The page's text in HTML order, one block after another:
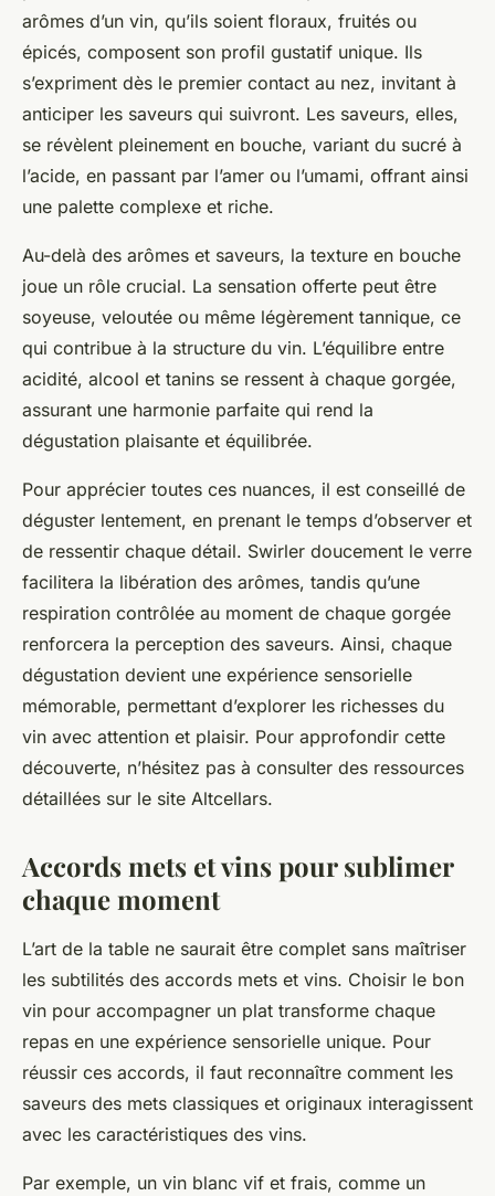
arômes d’un vin, qu’ils soient floraux, fruités ou
épicés, composent son profil gustatif unique. Ils
s’expriment dès le premier contact au nez, invitant à
anticiper les saveurs qui suivront. Les saveurs, elles,
se révèlent pleinement en bouche, variant du sucré à
l’acide, en passant par l’amer ou l’umami, offrant ainsi
une palette complexe et riche.
Au-delà des arômes et saveurs, la texture en bouche
joue un rôle crucial. La sensation offerte peut être
soyeuse, veloutée ou même légèrement tannique, ce
qui contribue à la structure du vin. L’équilibre entre
acidité, alcool et tanins se ressent à chaque gorgée,
assurant une harmonie parfaite qui rend la
dégustation plaisante et équilibrée.
Pour apprécier toutes ces nuances, il est conseillé de
déguster lentement, en prenant le temps d’observer et
de ressentir chaque détail. Swirler doucement le verre
facilitera la libération des arômes, tandis qu’une
respiration contrôlée au moment de chaque gorgée
renforcera la perception des saveurs. Ainsi, chaque
dégustation devient une expérience sensorielle
mémorable, permettant d’explorer les richesses du
vin avec attention et plaisir. Pour approfondir cette
découverte, n’hésitez pas à consulter des ressources
détaillées sur le site Altcellars.
Accords mets et vins pour sublimer
chaque moment
L’art de la table ne saurait être complet sans maîtriser
les subtilités des accords mets et vins. Choisir le bon
vin pour accompagner un plat transforme chaque
repas en une expérience sensorielle unique. Pour
réussir ces accords, il faut reconnaître comment les
saveurs des mets classiques et originaux interagissent
avec les caractéristiques des vins.
Par exemple, un vin blanc vif et frais, comme un